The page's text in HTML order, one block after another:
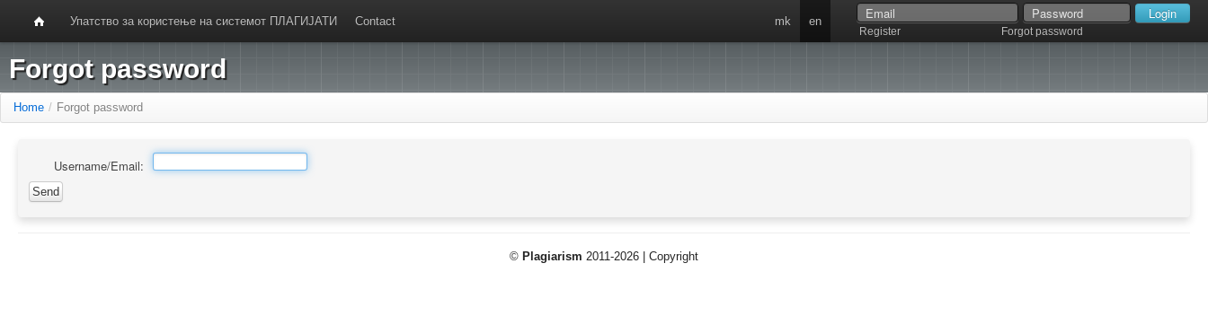
Упатство за користење на системот ПЛАГИЈАТИ Contact
Register Forgot password
mk en
Forgot password
Home / Forgot password
Username/Email:
© Plagiarism 2011-2026 | Copyright